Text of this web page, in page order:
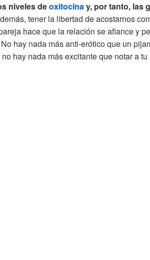
niveles deoxitocinay, por tanto, las
tener la libertad de acostarnos
hace que la relación se afiance y
hay nada más anti-erótico que un
hay nada más excitante que notar a